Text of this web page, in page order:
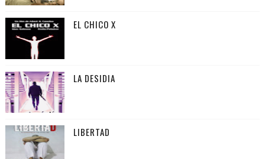
EL CHICO X
LA DESIDIA
LIBERTAD